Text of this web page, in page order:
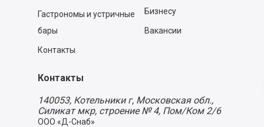
Гастрономы и устричные
бары
Контакты
Бизнесу
Вакансии
Контакты
140053, Котельники г, Московская обл.,
Силикат мкр, строение № 4, Пом/Ком 2/6
ООО «Д-Снаб»